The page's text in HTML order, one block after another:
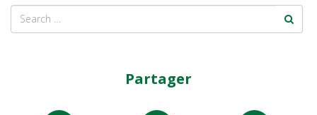
Partager